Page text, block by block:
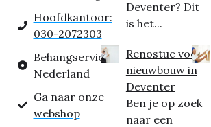
Hoofdkantoor:
030-2072303
Behangservice
Nederland
Ga naar onze
webshop
Deventer? Dit
is het...
Renostuc voor
nieuwbouw in
Deventer
Ben je op zoek
naar een